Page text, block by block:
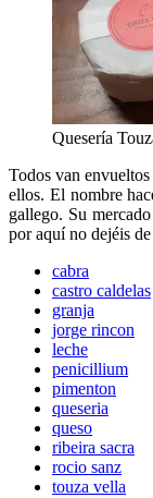
Quesería
Todos van
ellos. El nombre
gallego. Su
por aquí no dejéis
cabra
castro caldelas
granja
jorge rincon
leche
penicillium
pimenton
queseria
queso
ribeira sacra
rocio sanz
touza vella